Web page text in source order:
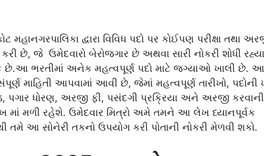
મહાનગરપાલિકા દ્વારા વિવિધ પદો પર કોઈપણ પરીક્ષા તથા
છે, જે ઉમેદવારો બેરોજગાર છે અથવા સારી નોકરી શોધી
છે.આ ભરતીમાં અનેક મહત્વપૂર્ણ પદો માટે જગ્યાઓ ખાલી છે. આ
માહિતી આપવામાં આવી છે, જેમાં મહત્વપૂર્ણ તારીખો, પદોની
પગાર ધોરણ, અરજી ફી, પસંદગી પ્રક્રિયા અને અરજી કરવાની
માં મળી રહેશે. ઉમેદવાર મિત્રો અમે તમને આ લેખ ધ્યાનપૂર્વક
આ સોનેરી તકનો ઉપયોગ કરી પોતાની નોકરી મેળવી શકો.